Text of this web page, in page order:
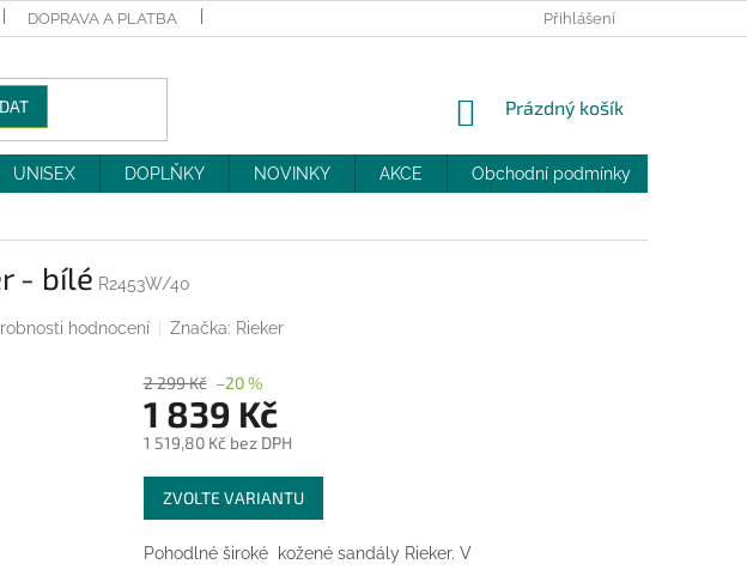
DOPRAVA A PLATBA MOJE OBJEDNÁVKA
Přihlášení
NÁKUPNÍ
Prázdný košík
UNISEX DOPLŇKY NOVINKY AKCE Obchodní podmínky
- bílé R2453W/40
hodnocení Značka: Rieker
2 299 Kč –20 %
1 839 Kč
1 519,80 Kč bez DPH
Měrná
cena:
ZVOLTE VARIANTU
Pohodlné široké kožené sandály Rieker. V